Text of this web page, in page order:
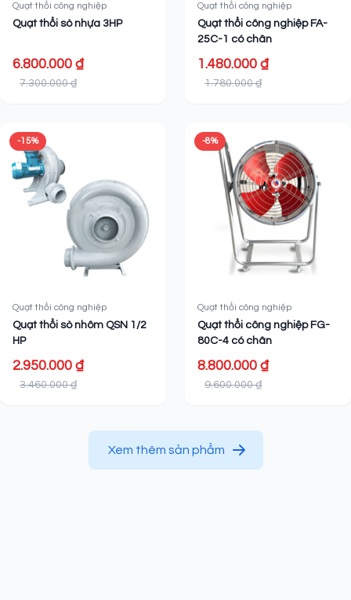
Quạt thổi công nghiệp
Quạt thổi sò nhựa 3HP
6.800.000 ₫
7.300.000 ₫
Quạt thổi công nghiệp
Quạt thổi công nghiệp FA-
25C-1 có chân
1.480.000 ₫
1.780.000 ₫
-15%
Quạt thổi công nghiệp
Quạt thổi sò nhôm QSN 1/2
HP
2.950.000 ₫
3.460.000 ₫
-8%
Quạt thổi công nghiệp
Quạt thổi công nghiệp FG-
80C-4 có chân
8.800.000 ₫
9.600.000 ₫
Xem thêm sản phẩm